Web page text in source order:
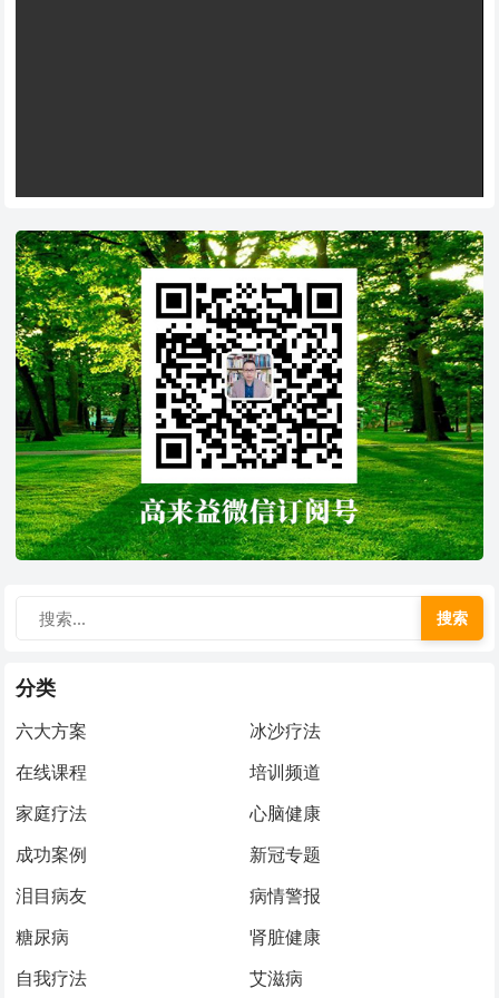
搜索
分类
六大方案
冰沙疗法
在线课程
培训频道
家庭疗法
心脑健康
成功案例
新冠专题
泪目病友
病情警报
糖尿病
肾脏健康
自我疗法
艾滋病